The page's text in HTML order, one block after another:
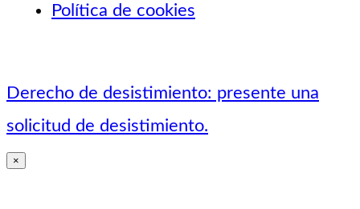
Política de cookies
Derecho de desistimiento: presente una
solicitud de desistimiento.
×